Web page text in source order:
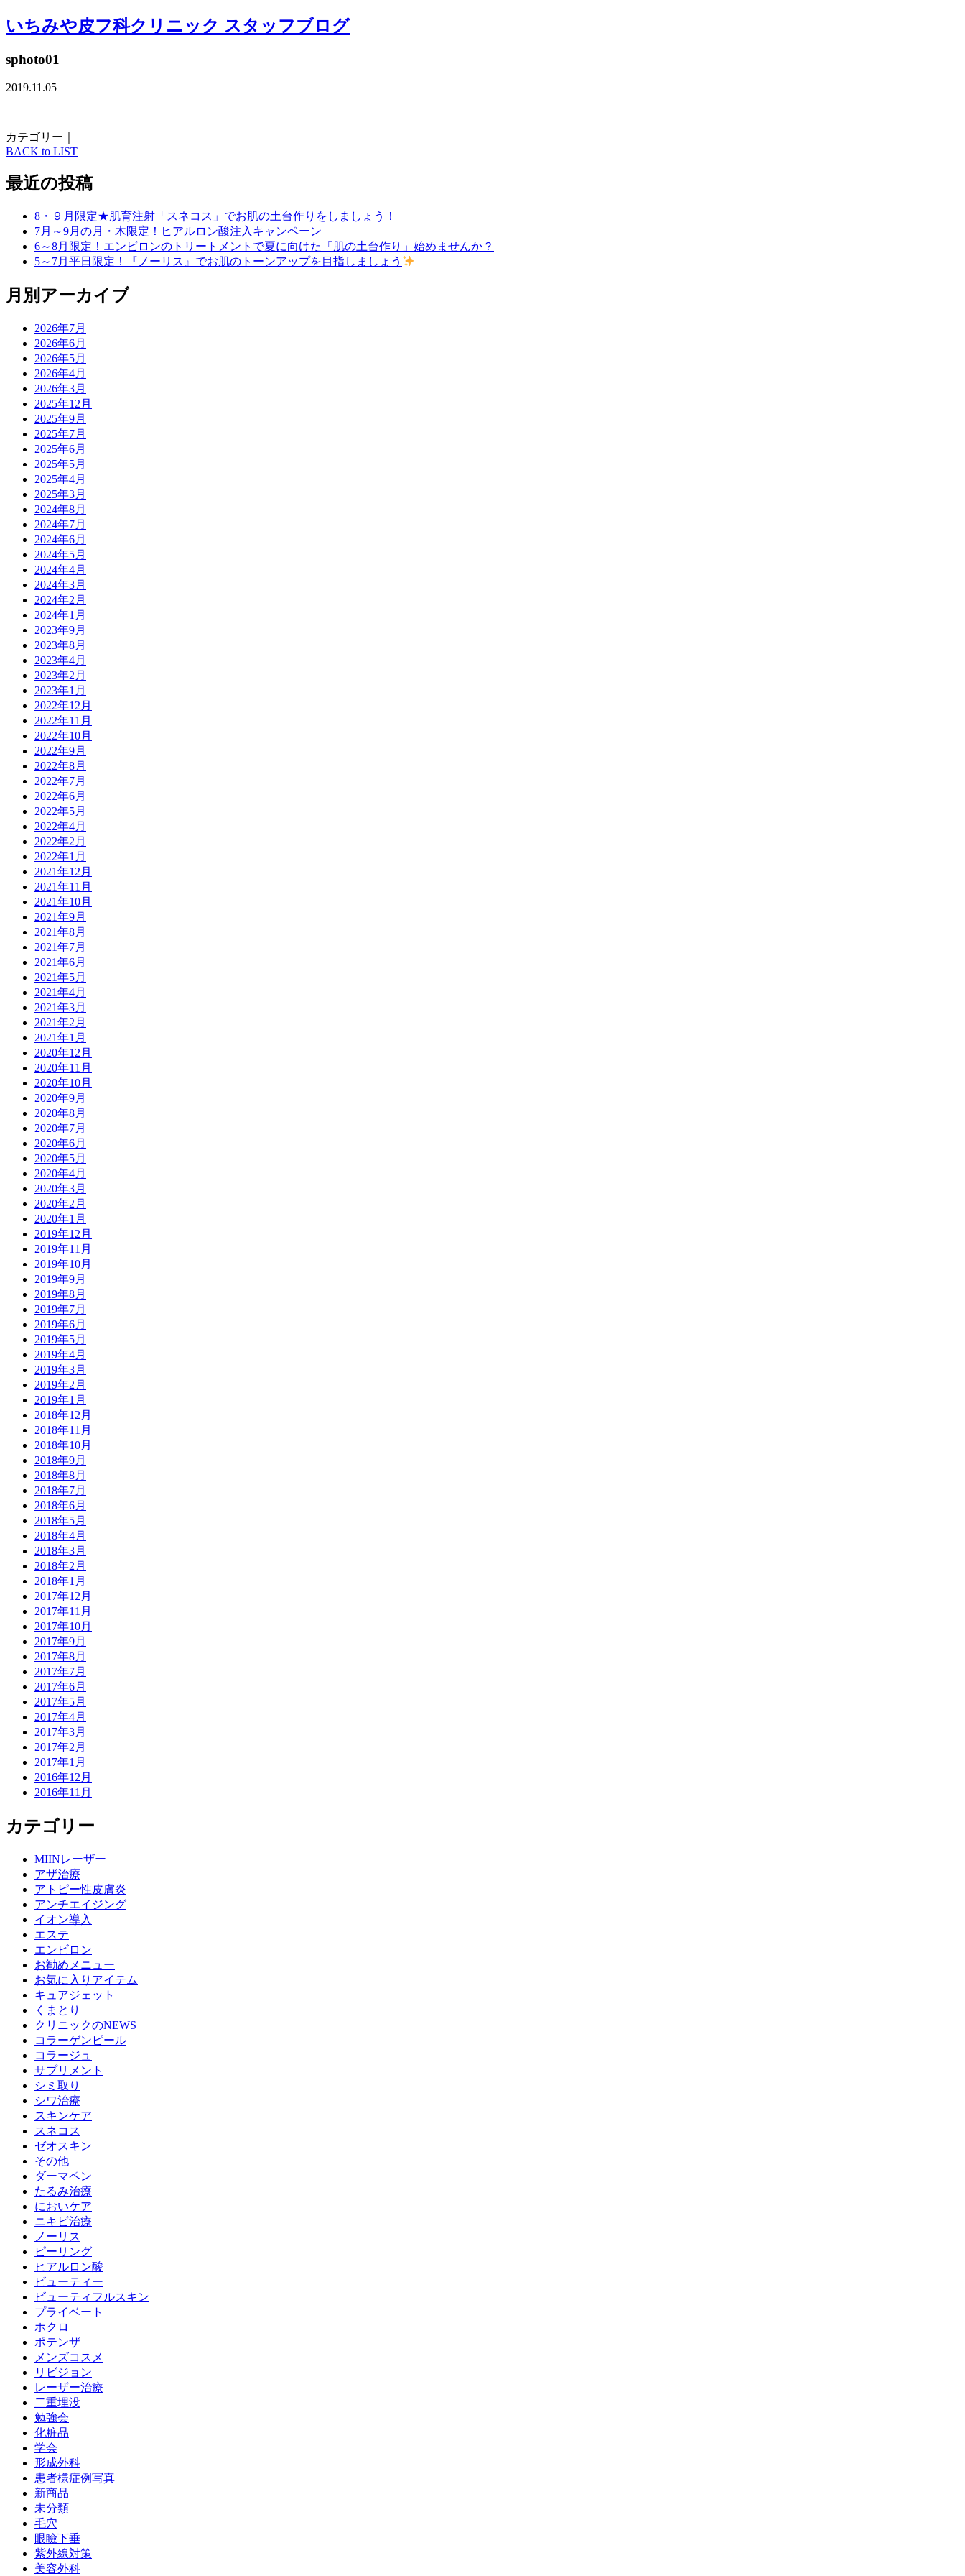
いちみや皮フ科クリニック スタッフブログ
sphoto01
2019.11.05
カテゴリー｜
BACK to LIST
最近の投稿
8・９月限定★肌育注射「スネコス」でお肌の土台作りをしましょう！
7月～9月の月・木限定！ヒアルロン酸注入キャンペーン
6～8月限定！エンビロンのトリートメントで夏に向けた「肌の土台作り」始めませんか？
5～7月平日限定！『ノーリス』でお肌のトーンアップを目指しましょう
月別アーカイブ
2026年7月
2026年6月
2026年5月
2026年4月
2026年3月
2025年12月
2025年9月
2025年7月
2025年6月
2025年5月
2025年4月
2025年3月
2024年8月
2024年7月
2024年6月
2024年5月
2024年4月
2024年3月
2024年2月
2024年1月
2023年9月
2023年8月
2023年4月
2023年2月
2023年1月
2022年12月
2022年11月
2022年10月
2022年9月
2022年8月
2022年7月
2022年6月
2022年5月
2022年4月
2022年2月
2022年1月
2021年12月
2021年11月
2021年10月
2021年9月
2021年8月
2021年7月
2021年6月
2021年5月
2021年4月
2021年3月
2021年2月
2021年1月
2020年12月
2020年11月
2020年10月
2020年9月
2020年8月
2020年7月
2020年6月
2020年5月
2020年4月
2020年3月
2020年2月
2020年1月
2019年12月
2019年11月
2019年10月
2019年9月
2019年8月
2019年7月
2019年6月
2019年5月
2019年4月
2019年3月
2019年2月
2019年1月
2018年12月
2018年11月
2018年10月
2018年9月
2018年8月
2018年7月
2018年6月
2018年5月
2018年4月
2018年3月
2018年2月
2018年1月
2017年12月
2017年11月
2017年10月
2017年9月
2017年8月
2017年7月
2017年6月
2017年5月
2017年4月
2017年3月
2017年2月
2017年1月
2016年12月
2016年11月
カテゴリー
MIINレーザー
アザ治療
アトピー性皮膚炎
アンチエイジング
イオン導入
エステ
エンビロン
お勧めメニュー
お気に入りアイテム
キュアジェット
くまとり
クリニックのNEWS
コラーゲンピール
コラージュ
サプリメント
シミ取り
シワ治療
スキンケア
スネコス
ゼオスキン
その他
ダーマペン
たるみ治療
においケア
ニキビ治療
ノーリス
ピーリング
ヒアルロン酸
ビューティー
ビューティフルスキン
プライベート
ホクロ
ポテンザ
メンズコスメ
リビジョン
レーザー治療
二重埋没
勉強会
化粧品
学会
形成外科
患者様症例写真
新商品
未分類
毛穴
眼瞼下垂
紫外線対策
美容外科